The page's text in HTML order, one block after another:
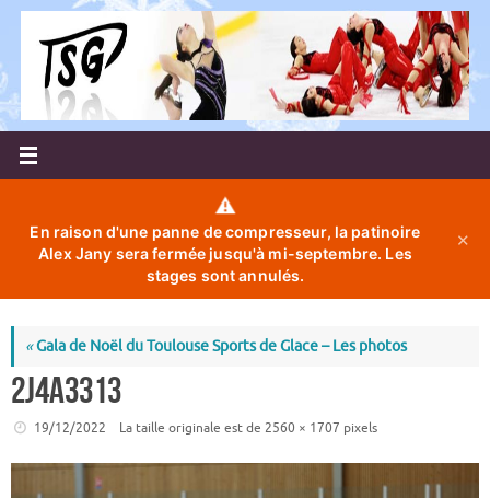
Passer
contenu
⚠️
En raison d'une panne de compresseur, la patinoire
Alex Jany sera fermée jusqu'à mi-septembre. Les
stages sont annulés.
✕
«Gala de Noël du Toulouse Sports de Glace – Les photos
2J4A3313
19/12/2022 La taille originale est de 2560 × 1707 pixels